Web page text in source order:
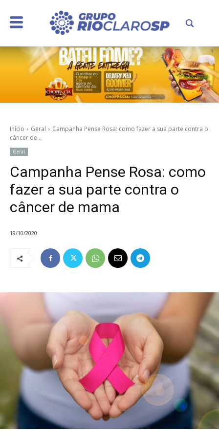
Início Geral
Campanha Pense Rosa: como fazer a sua parte contra o
câncer de...
Geral
Campanha Pense Rosa: como
fazer a sua parte contra o
câncer de mama
19/10/2020